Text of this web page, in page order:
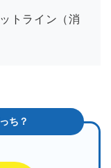
トライン（消